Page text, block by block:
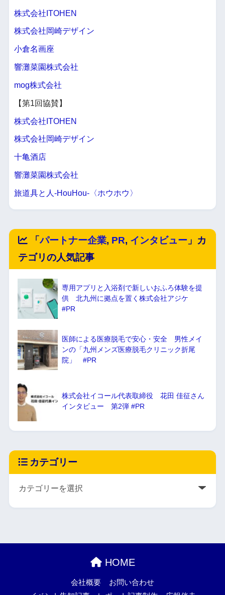
株式会社ITOHEN
株式会社岡崎デザイン
小倉名画座
響灘菜園株式会社
mog株式会社
【第1回協賛】
株式会社ITOHEN
株式会社岡崎デザイン
十亀酒店
響灘菜園株式会社
旅道具と人-HouHou-〈ホウホウ〉
「パートナー企業, PR, インタビュー 」カ
テゴリの人気記事
専用アプリと入浴剤で新しいおふろ体験を提
供 北九州に拠点を置く株式会社アジケ
#PR
医師による医療脱毛で安心・安全 男性メイ
ンの「九州メンズ医療脱毛クリニック折尾
院」 #PR
株式会社イコール代表取締役 花田 佳征さん
インタビュー 第2弾 #PR
カテゴリー
HOME
会社概要
お問い合わせ